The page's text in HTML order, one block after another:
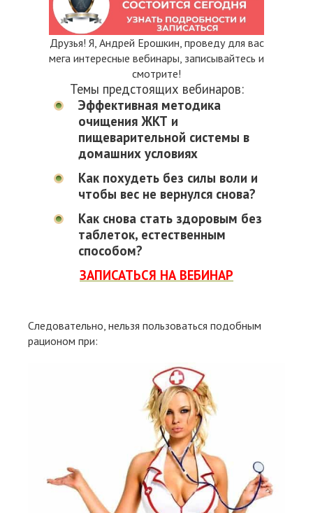
Друзья! Я, Андрей Ерошкин, проведу для вас
мега интересные вебинары, записывайтесь и
смотрите!
Темы предстоящих вебинаров:
Эффективная методика
очищения ЖКТ и
пищеварительной системы в
домашних условиях
Как похудеть без силы воли и
чтобы вес не вернулся снова?
Как снова стать здоровым без
таблеток, естественным
способом?
ЗАПИСАТЬСЯ НА ВЕБИНАР
Следовательно, нельзя пользоваться подобным
рационом при: